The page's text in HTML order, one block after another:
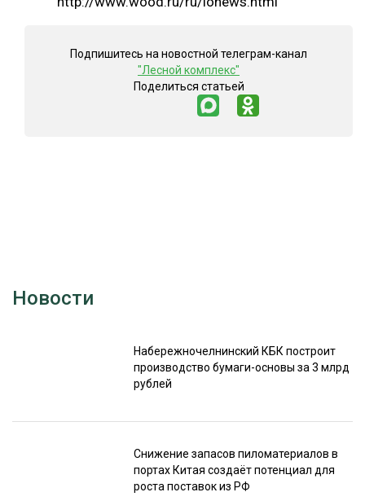
Подпишитесь на новостной телеграм-канал
"Лесной комплекс"
Поделиться статьей
Новости
Набережночелнинский КБК построит
производство бумаги-основы за 3 млрд
рублей
Снижение запасов пиломатериалов в
портах Китая создаёт потенциал для
роста поставок из РФ